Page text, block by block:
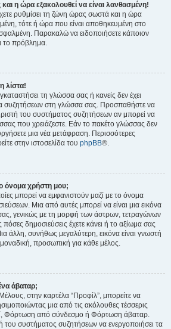
η ώρα εξακολουθεί να είναι λανθασμένη!
ρυθμίσει τη ζώνη ώρας σωστά και η ώρα
τότε ή ώρα που είναι αποθηκευμένη στο
Παρακαλώ να ειδοποιήσετε κάποιον
το πρόβλημα.
λίστα!
τη γλώσσα σας ή κανείς δεν έχει
συζητήσεων στη γλώσσα σας. Προσπαθήστε να
του συστήματος συζητήσεων αν μπορεί να
που χρειάζεστε. Εάν το πακέτο γλώσσας δεν
μια νέα μετάφραση. Περισσότερες
στην ιστοσελίδα του phpBB®.
όνομα χρήστη μου;
μπορεί να εμφανιστούν μαζί με το όνομα
Μια από αυτές μπορεί να είναι μια εικόνα
γενικώς με τη μορφή των άστρων, τετραγώνων
δημοσιεύσεις έχετε κάνει ή το αξίωμα σας
άλλη, συνήθως μεγαλύτερη, εικόνα είναι γνωστή
προσωπική για κάθε μέλος.
άβαταρ;
στην καρτέλα “Προφίλ”, μπορείτε να
μια από τις ακόλουθες τέσσερις
Φόρτωση από σύνδεσμο ή Φόρτωση άβαταρ.
του συστήματος συζητήσεων να ενεργοποιήσει τα